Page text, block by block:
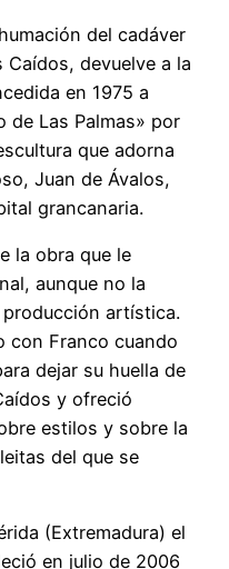
del cadáver
Caídos, devuelve a la
en 1975 a
de Las Palmas» por
que adorna
Juan de Ávalos,
grancanaria.
la obra que le
aunque no la
artística.
con Franco cuando
dejar su huella de
y ofreció
estilos y sobre la
del que se
(Extremadura) el
en julio de 2006